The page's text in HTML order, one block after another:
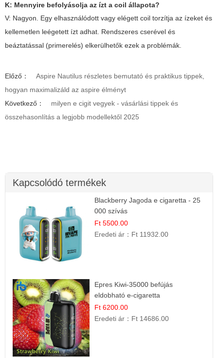
K: Mennyire befolyásolja az ízt a coil állapota?
V: Nagyon. Egy elhasználódott vagy elégett coil torzítja az ízeket és
kellemetlen leégetett ízt adhat. Rendszeres cserével és
beáztatással (primerelés) elkerülhetők ezek a problémák.
Előző：
Aspire Nautilus részletes bemutató és praktikus tippek,
hogyan maximalizáld az aspire élményt
Következő：
milyen e cigit vegyek - vásárlási tippek és
összehasonlítás a legjobb modellektől 2025
Kapcsolódó termékek
Blackberry Jagoda e cigaretta - 25
000 szívás
Ft 5500.00
Eredeti ár： Ft 11932.00
Epres Kiwi-35000 befújás
eldobható e-cigaretta
Ft 6200.00
Eredeti ár： Ft 14686.00